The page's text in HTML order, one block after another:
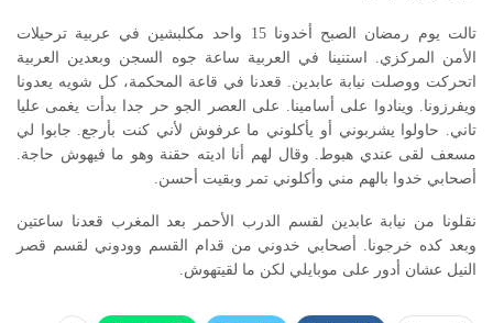
تالت يوم رمضان الصبح أخدونا 15 واحد مكلبشين في عربية ترحيلات
الأمن المركزي. استنينا في العربية ساعة جوه السجن وبعدين العربية
اتحركت ووصلت نيابة عابدين. قعدنا في قاعة المحكمة، كل شويه يعدونا
ويفرزونا. وينادوا على أسامينا. على العصر الجو حر جدا بدأت يغمى عليا
تاني. حاولوا يشربوني أو يأكلوني ما عرفوش لأني كنت بأرجع. جابوا لي
مسعف لقى عندي هبوط. وقال لهم أنا اديته حقنة وهو ما فيهوش حاجة.
أصحابي خدوا بالهم مني وأكلوني تمر وبقيت أحسن.
نقلونا من نيابة عابدين لقسم الدرب الأحمر بعد المغرب قعدنا ساعتين
وبعد كده خرجونا. أصحابي خدوني من قدام القسم وودوني لقسم قصر
النيل عشان أدور على موبايلي لكن ما لقيتهوش.